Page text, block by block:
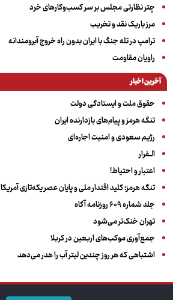
چتر نظارتی مجلس بر سر کسب‌وکارهای خرد
مرز باریک نقد و تخریب
ترامپ در تله جنگ با ایران بدون راه خروج آبرومندانه
راویان مقاومت
آخرین اخبار
حقوق ملت و ایستادگی دولت
تنگه هرمز و پیام‌های بازدارنده ایران
رژیم سعودی و امنیت اجاره‌ای
الــفرار
اعتبار و احتیاط!
تنگه هرمز؛ کلید اقتدار ملی و پایان عصر یکه‌تازی آمریکا
جلد شماره ۶۰۹ روزنامه آگاه
تهران خنک‌تر می‌شود
جمع‌آوری موکب‌های اربعین در کربلا
اشتباهی که هر روز چندین لیتر آب را هدر می‌دهد